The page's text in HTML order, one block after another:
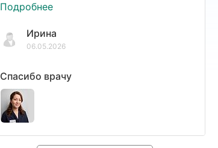
Подробнее
Ирина
06.05.2026
Спасибо врачу